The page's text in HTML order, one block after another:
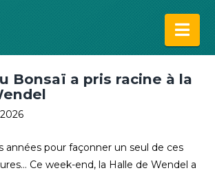
Bonsaï a pris racine à la
années pour façonner un seul de ces
Ce week-end, la Halle de Wendel a